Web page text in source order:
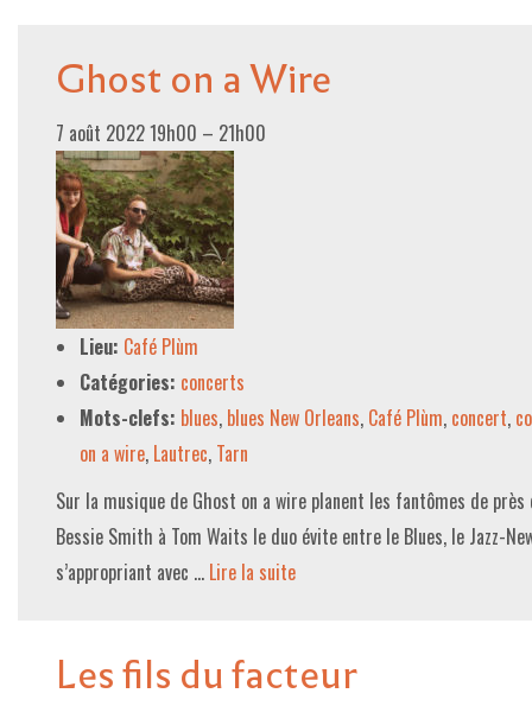
Ghost on a Wire
7 août 2022 19h00 – 21h00
Lieu: Café Plùm
Catégories: concerts
Mots-clefs: blues, blues New Orleans, Café Plùm, concert,
on a wire, Lautrec, Tarn
Sur la musique de Ghost on a wire planent les fantômes de
Bessie Smith à Tom Waits le duo évite entre le Blues, le Jazz-
s’appropriant avec … Lire la suite­­
Les fils du facteur